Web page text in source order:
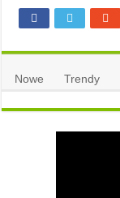
Nowe Trendy